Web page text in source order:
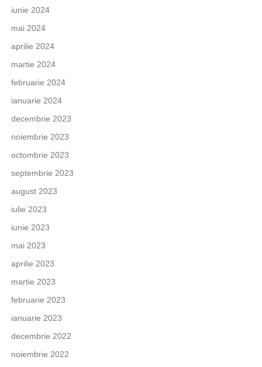
iunie 2024
mai 2024
aprilie 2024
martie 2024
februarie 2024
ianuarie 2024
decembrie 2023
noiembrie 2023
octombrie 2023
septembrie 2023
august 2023
iulie 2023
iunie 2023
mai 2023
aprilie 2023
martie 2023
februarie 2023
ianuarie 2023
decembrie 2022
noiembrie 2022